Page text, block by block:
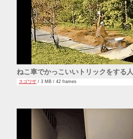
ねこ車でかっこいいトリックをする人
スゴワザ / 3 MB / 42 frames